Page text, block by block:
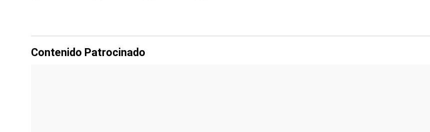
Contenido Patrocinado